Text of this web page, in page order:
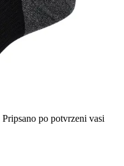
Pripsano po potvrzeni vasi